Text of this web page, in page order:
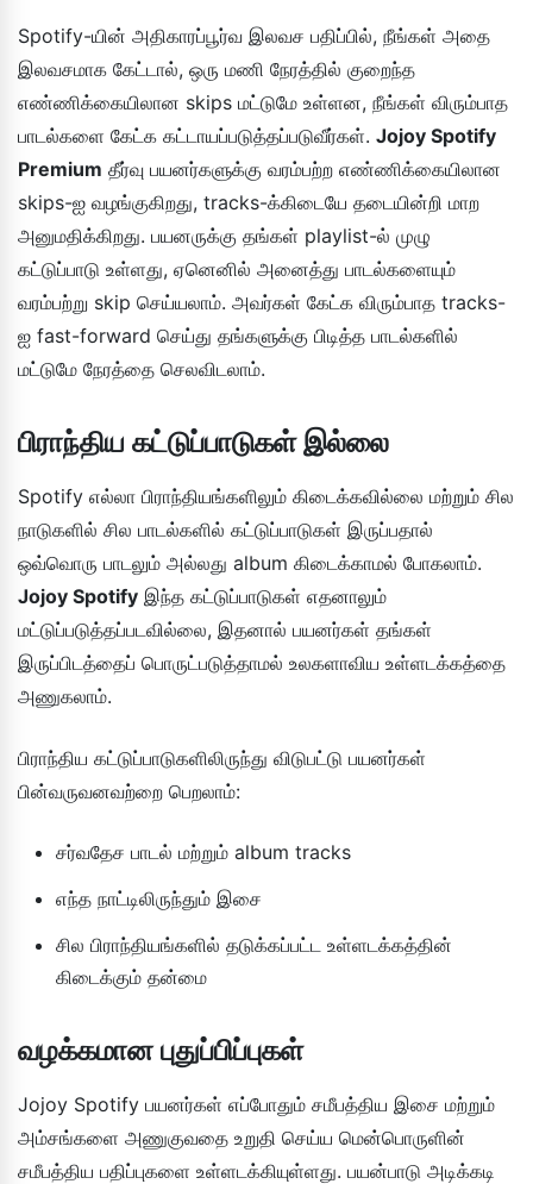
Spotify-யின் அதிகாரப்பூர்வ இலவச பதிப்பில், நீங்கள் அதை
இலவசமாக கேட்டால், ஒரு மணி நேரத்தில் குறைந்த
எண்ணிக்கையிலான skips மட்டுமே உள்ளன, நீங்கள் விரும்பாத
பாடல்களை கேட்க கட்டாயப்படுத்தப்படுவீர்கள். Jojoy Spotify
Premium தீர்வு பயனர்களுக்கு வரம்பற்ற எண்ணிக்கையிலான
skips-ஐ வழங்குகிறது, tracks-க்கிடையே தடையின்றி மாற
அனுமதிக்கிறது. பயனருக்கு தங்கள் playlist-ல் முழு
கட்டுப்பாடு உள்ளது, ஏனெனில் அனைத்து பாடல்களையும்
வரம்பற்று skip செய்யலாம். அவர்கள் கேட்க விரும்பாத tracks-
ஐ fast-forward செய்து தங்களுக்கு பிடித்த பாடல்களில்
மட்டுமே நேரத்தை செலவிடலாம்.
பிராந்திய கட்டுப்பாடுகள் இல்லை
Spotify எல்லா பிராந்தியங்களிலும் கிடைக்கவில்லை மற்றும் சில
நாடுகளில் சில பாடல்களில் கட்டுப்பாடுகள் இருப்பதால்
ஒவ்வொரு பாடலும் அல்லது album கிடைக்காமல் போகலாம்.
Jojoy Spotify இந்த கட்டுப்பாடுகள் எதனாலும்
மட்டுப்படுத்தப்படவில்லை, இதனால் பயனர்கள் தங்கள்
இருப்பிடத்தைப் பொருட்படுத்தாமல் உலகளாவிய உள்ளடக்கத்தை
அணுகலாம்.
பிராந்திய கட்டுப்பாடுகளிலிருந்து விடுபட்டு பயனர்கள்
பின்வருவனவற்றை பெறலாம்:
சர்வதேச பாடல் மற்றும் album tracks
எந்த நாட்டிலிருந்தும் இசை
சில பிராந்தியங்களில் தடுக்கப்பட்ட உள்ளடக்கத்தின்
கிடைக்கும் தன்மை
வழக்கமான புதுப்பிப்புகள்
Jojoy Spotify பயனர்கள் எப்போதும் சமீபத்திய இசை மற்றும்
அம்சங்களை அணுகுவதை உறுதி செய்ய மென்பொருளின்
சமீபத்திய பதிப்புகளை உள்ளடக்கியுள்ளது. பயன்பாடு அடிக்கடி